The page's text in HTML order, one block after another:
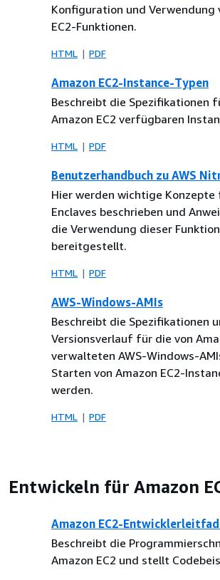
Konfiguration und Verwendung
EC2-Funktionen.
HTML PDF
Amazon EC2-Instance-Typen
Beschreibt die Spezifikationen
Amazon EC2 verfügbaren
HTML PDF
Benutzerhandbuch zu AWS
Hier werden wichtige Konzepte
Enclaves beschrieben und
die Verwendung dieser Funktion
bereitgestellt.
HTML PDF
AWS-Windows-AMIs
Beschreibt die Spezifikationen
Versionsverlauf für die von
verwalteten AWS-Windows-
Starten von Amazon EC2-
werden.
HTML PDF
Entwickeln für Amazon
Amazon EC2-
Beschreibt die
Amazon EC2 und stellt